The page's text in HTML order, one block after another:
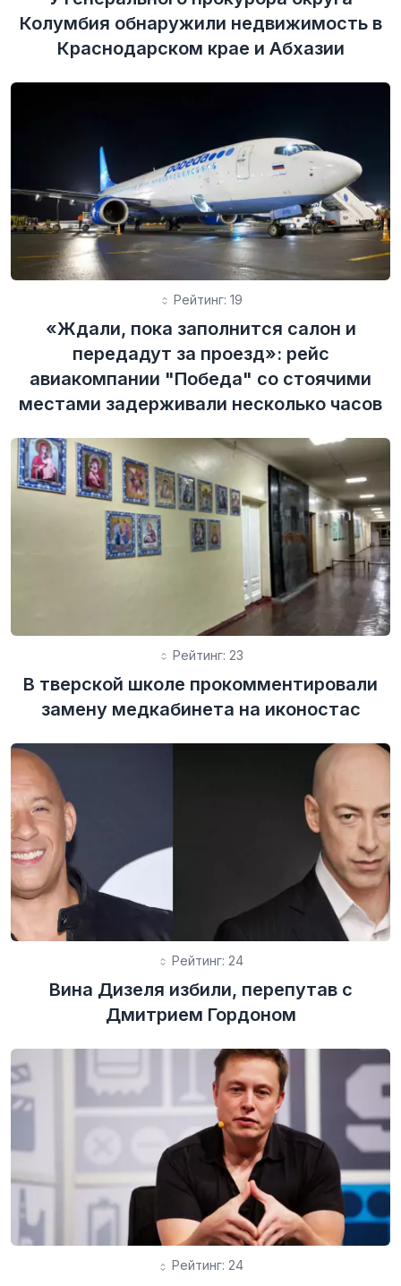
Колумбия обнаружили недвижимость в
Краснодарском крае и Абхазии
Рейтинг: 19
«Ждали, пока заполнится салон и
передадут за проезд»: рейс
авиакомпании "Победа" со стоячими
местами задерживали несколько часов
Рейтинг: 23
В тверской школе прокомментировали
замену медкабинета на иконостас
Рейтинг: 24
Вина Дизеля избили, перепутав с
Дмитрием Гордоном
Рейтинг: 24